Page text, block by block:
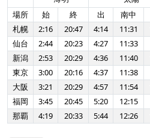
場所
始 終 出 南中
札幌
2:16 20:47 4:14 11:31
仙台
2:44 20:23 4:27 11:33
新潟
2:53 20:29 4:36 11:40
東京
3:00 20:16 4:37 11:38
大阪
3:21 20:29 4:57 11:54
福岡
3:45 20:45 5:20 12:15
那覇
4:19 20:33 5:44 12:26